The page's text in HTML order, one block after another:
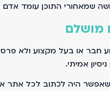
שמאחורי התוכן עומד אדם
מושלם
או בעל מקצוע ולא
אמיתי.
היה לכתוב לכל אתר